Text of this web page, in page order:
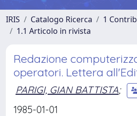
IRIS Catalogo Ricerca
1
1.1 Articolo in rivista
Redazione
operatori. Lettera
PARIGI, GIAN BATTISTA;
1985-01-01